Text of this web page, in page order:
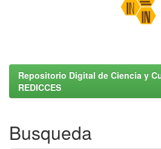
Repositorio Digital de Ciencia y
REDICCES
Busqueda